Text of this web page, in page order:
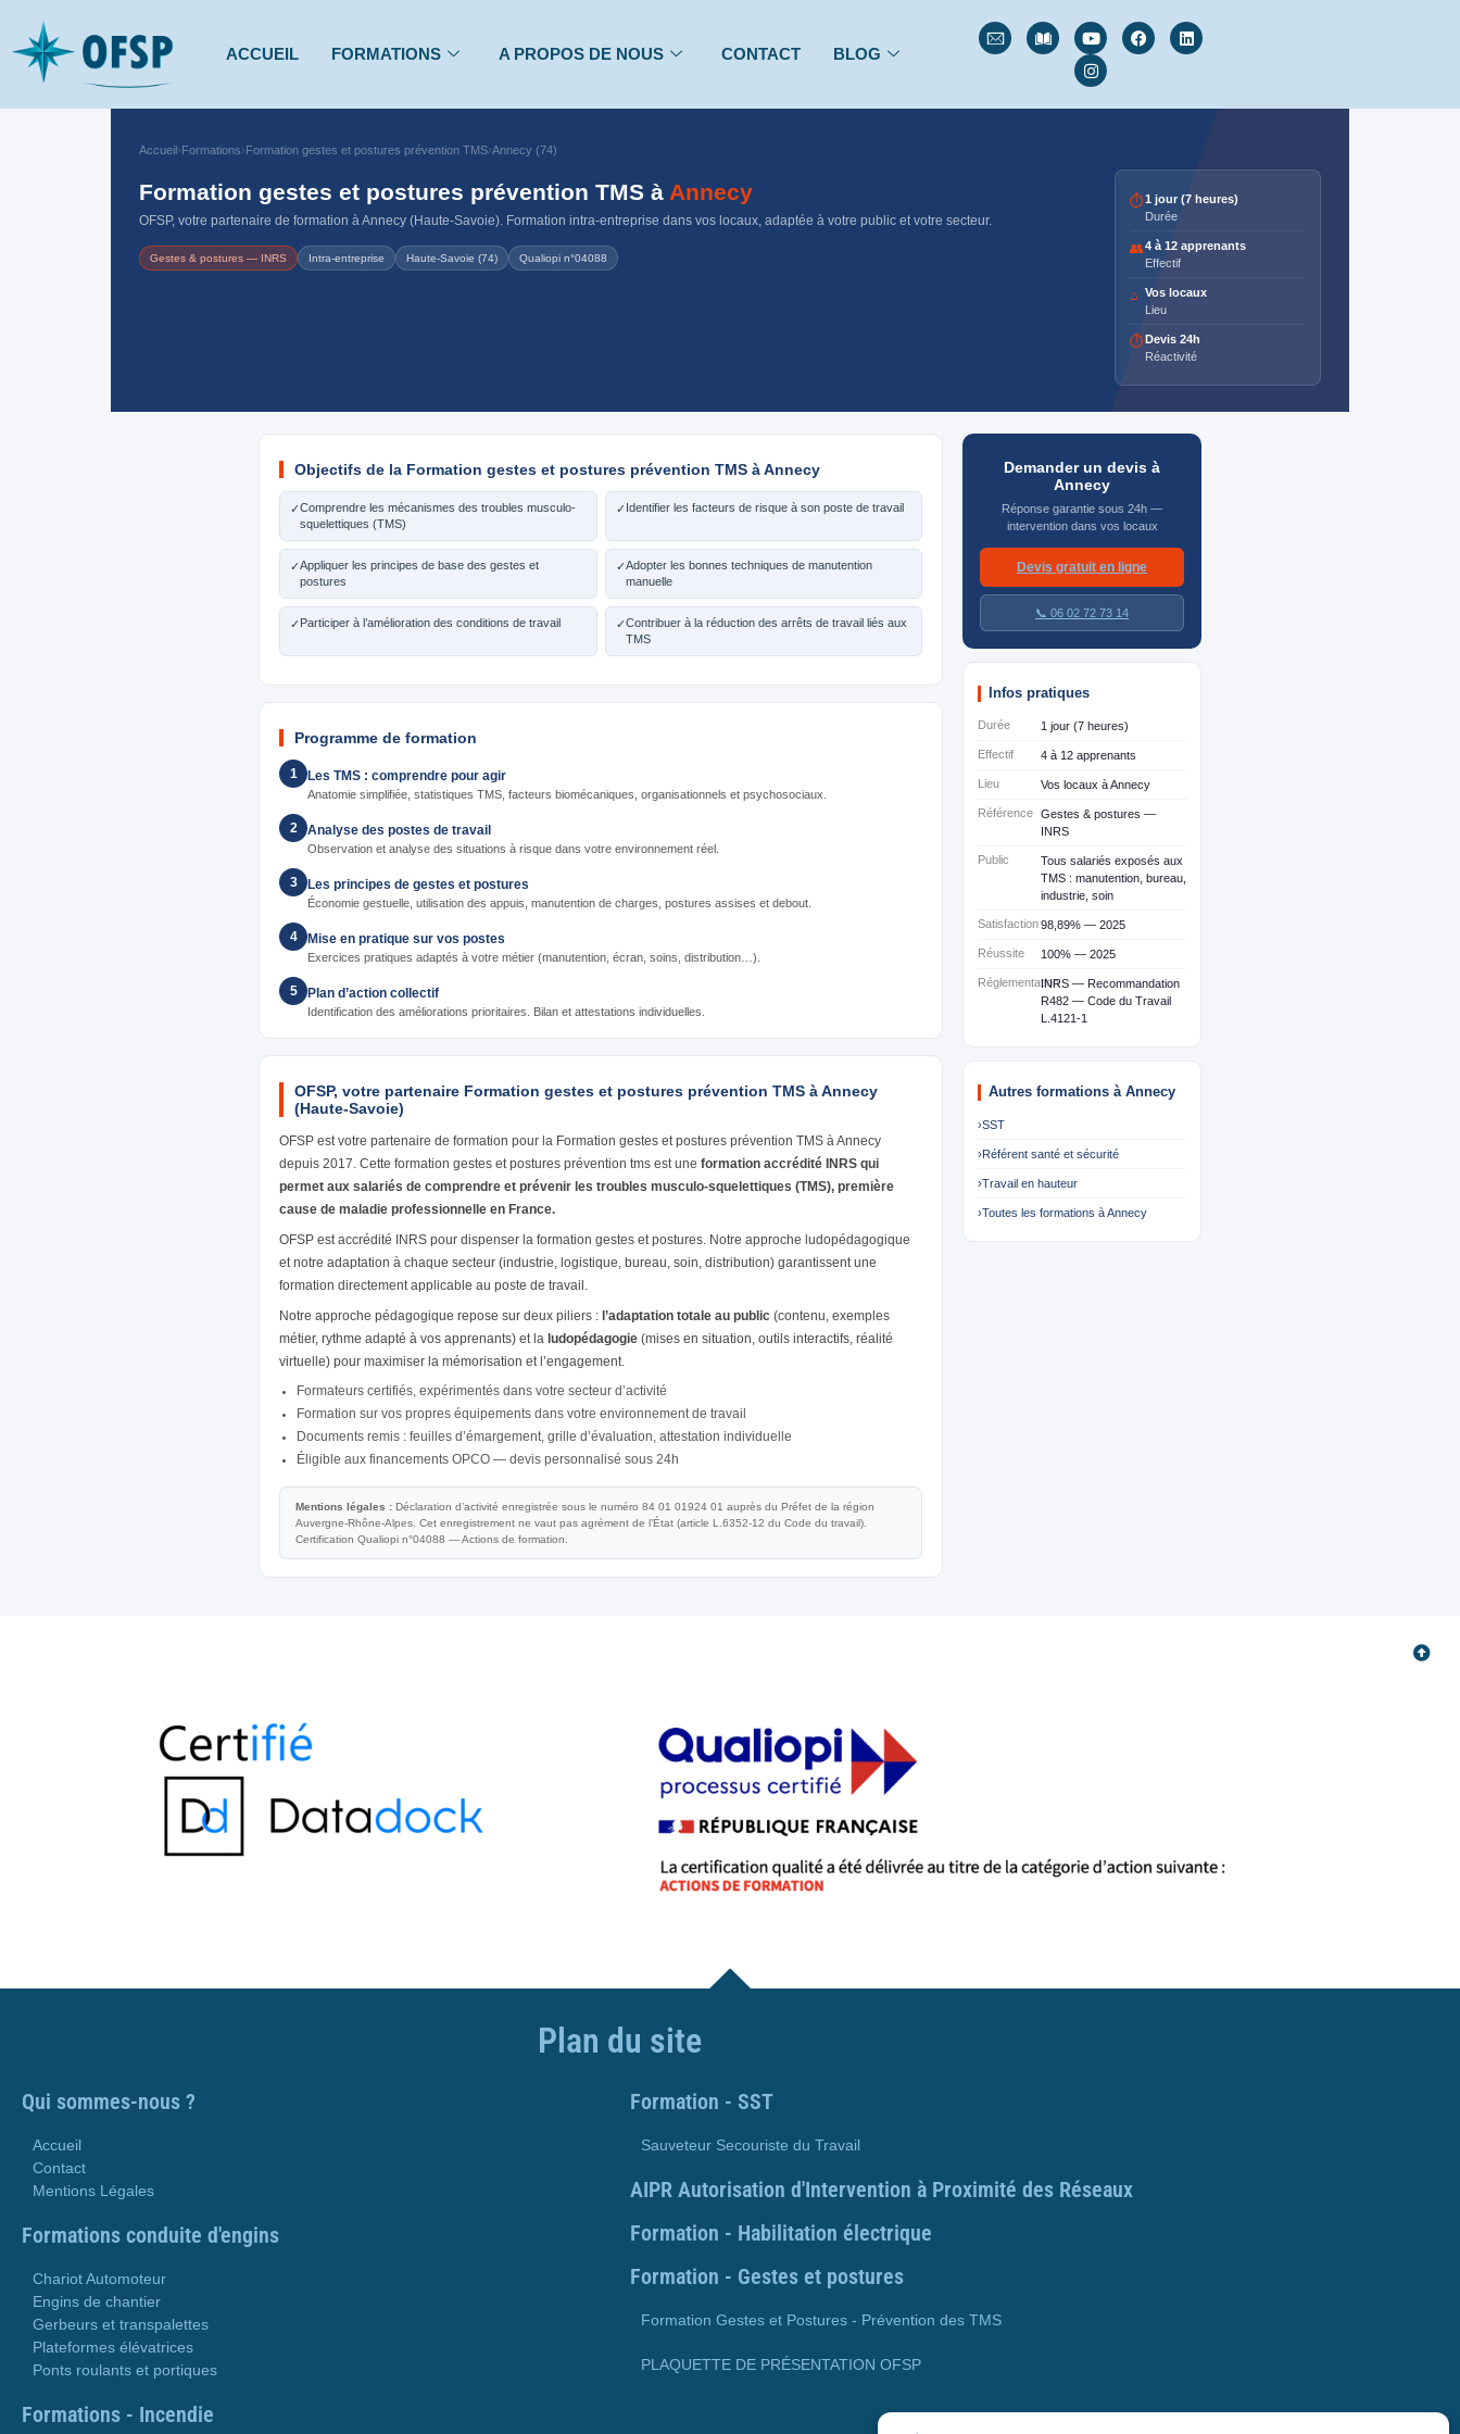
ACCUEIL FORMATIONS A PROPOS DE NOUS CONTACT BLOG
Accueil›Formations›Formation gestes et postures prévention TMS›Annecy (74)
Formation gestes et postures prévention TMS à Annecy
OFSP, votre partenaire de formation à Annecy (Haute-Savoie). Formation intra-entreprise dans vos locaux, adaptée à votre public et votre secteur.
Gestes & postures — INRS Intra-entreprise Haute-Savoie (74) Qualiopi n°04088
⏱1 jour (7 heures)
Durée
👥4 à 12 apprenants
Effectif
⌂ Vos locaux
Lieu
⏱Devis 24h
Réactivité
Objectifs de la Formation gestes et postures prévention TMS à Annecy
✓Comprendre les mécanismes des troubles musculo-
squelettiques (TMS)
✓Identifier les facteurs de risque à son poste de travail
✓Appliquer les principes de base des gestes et
postures
✓Adopter les bonnes techniques de manutention
manuelle
✓Participer à l’amélioration des conditions de travail ✓Contribuer à la réduction des arrêts de travail liés aux
TMS
Programme de formation
1 Les TMS : comprendre pour agir
Anatomie simplifiée, statistiques TMS, facteurs biomécaniques, organisationnels et psychosociaux.
2 Analyse des postes de travail
Observation et analyse des situations à risque dans votre environnement réel.
3 Les principes de gestes et postures
Économie gestuelle, utilisation des appuis, manutention de charges, postures assises et debout.
4 Mise en pratique sur vos postes
Exercices pratiques adaptés à votre métier (manutention, écran, soins, distribution…).
5 Plan d’action collectif
Identification des améliorations prioritaires. Bilan et attestations individuelles.
OFSP, votre partenaire Formation gestes et postures prévention TMS à Annecy
(Haute-Savoie)
OFSP est votre partenaire de formation pour la Formation gestes et postures prévention TMS à Annecy
depuis 2017. Cette formation gestes et postures prévention tms est une formation accrédité INRS qui
permet aux salariés de comprendre et prévenir les troubles musculo-squelettiques (TMS), première
cause de maladie professionnelle en France.
OFSP est accrédité INRS pour dispenser la formation gestes et postures. Notre approche ludopédagogique
et notre adaptation à chaque secteur (industrie, logistique, bureau, soin, distribution) garantissent une
formation directement applicable au poste de travail.
Notre approche pédagogique repose sur deux piliers : l’adaptation totale au public (contenu, exemples
métier, rythme adapté à vos apprenants) et la ludopédagogie (mises en situation, outils interactifs, réalité
virtuelle) pour maximiser la mémorisation et l’engagement.
Formateurs certifiés, expérimentés dans votre secteur d’activité
Formation sur vos propres équipements dans votre environnement de travail
Documents remis : feuilles d’émargement, grille d’évaluation, attestation individuelle
Éligible aux financements OPCO — devis personnalisé sous 24h
Mentions légales : Déclaration d’activité enregistrée sous le numéro 84 01 01924 01 auprès du Préfet de la région
Auvergne-Rhône-Alpes. Cet enregistrement ne vaut pas agrément de l’État (article L.6352-12 du Code du travail).
Certification Qualiopi n°04088 — Actions de formation.
Demander un devis à
Annecy
Réponse garantie sous 24h —
intervention dans vos locaux
Devis gratuit en ligne
📞 06 02 72 73 14
Infos pratiques
Durée 1 jour (7 heures)
Effectif 4 à 12 apprenants
Lieu Vos locaux à Annecy
Référence Gestes & postures —
INRS
Public
Tous salariés exposés aux
TMS : manutention, bureau,
industrie, soin
Satisfaction98,89% — 2025
Réussite 100% — 2025
RéglementationINRS — Recommandation
R482 — Code du Travail
L.4121-1
Autres formations à Annecy
›SST
›Référent santé et sécurité
›Travail en hauteur
›Toutes les formations à Annecy
Plan du site
Qui sommes-nous ?
Accueil
Contact
Mentions Légales
Formations conduite d'engins
Chariot Automoteur
Engins de chantier
Gerbeurs et transpalettes
Plateformes élévatrices
Ponts roulants et portiques
Formations - Incendie
Formation - SST
Sauveteur Secouriste du Travail
AIPR Autorisation d'Intervention à Proximité des Réseaux
Formation - Habilitation électrique
Formation - Gestes et postures
Formation Gestes et Postures - Prévention des TMS
PLAQUETTE DE PRÉSENTATION OFSP